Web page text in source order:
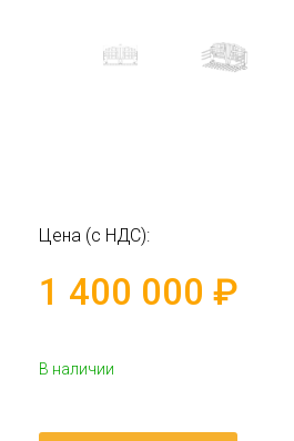
Цена (с НДС):
1 400 000 ₽
В наличии